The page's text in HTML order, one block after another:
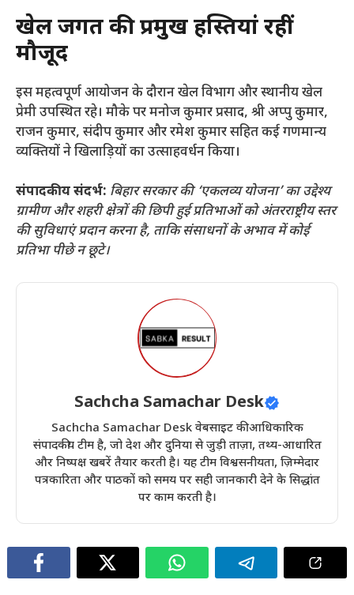
खेल जगत की प्रमुख हस्तियां रहीं
मौजूद
​इस महत्वपूर्ण आयोजन के दौरान खेल विभाग और स्थानीय खेल
प्रेमी उपस्थित रहे। मौके पर मनोज कुमार प्रसाद, श्री अप्पु कुमार,
राजन कुमार, संदीप कुमार और रमेश कुमार सहित कई गणमान्य
व्यक्तियों ने खिलाड़ियों का उत्साहवर्धन किया।
संपादकीय संदर्भ: बिहार सरकार की ‘एकलव्य योजना’ का उद्देश्य
ग्रामीण और शहरी क्षेत्रों की छिपी हुई प्रतिभाओं को अंतरराष्ट्रीय स्तर
की सुविधाएं प्रदान करना है, ताकि संसाधनों के अभाव में कोई
प्रतिभा पीछे न छूटे।
Sachcha Samachar Desk
Sachcha Samachar Desk वेबसाइट की आधिकारिक
संपादकीय टीम है, जो देश और दुनिया से जुड़ी ताज़ा, तथ्य-आधारित
और निष्पक्ष खबरें तैयार करती है। यह टीम विश्वसनीयता, ज़िम्मेदार
पत्रकारिता और पाठकों को समय पर सही जानकारी देने के सिद्धांत
पर काम करती है।